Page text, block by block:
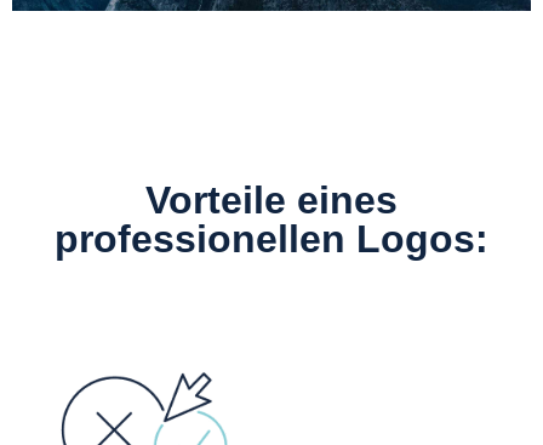
Vorteile eines
professionellen Logos: